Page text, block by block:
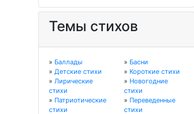
Темы стихов
» Баллады » Басни
» Детские стихи » Короткие стихи
» Лирические
стихи
» Новогодние
стихи
» Патриотические
стихи
» Переведенные
стихи